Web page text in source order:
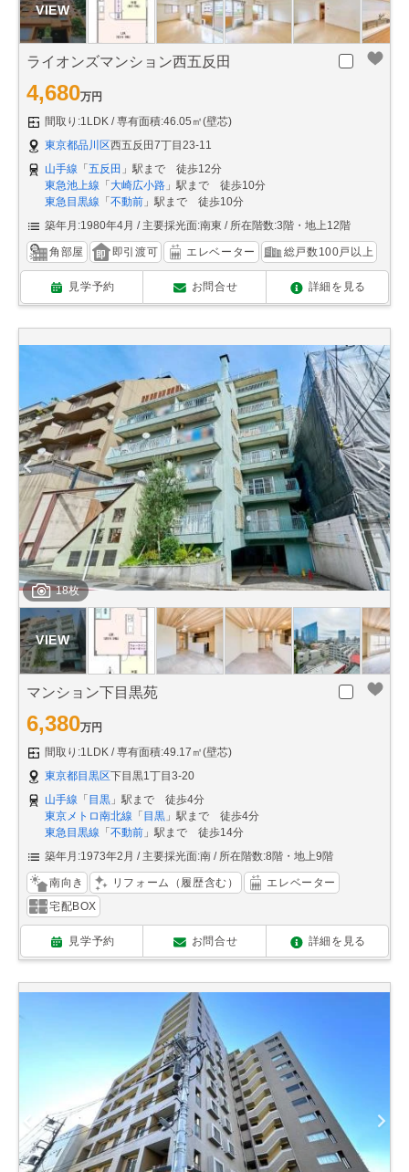
ライオンズマンション西五反田
4,680万円
間取り:1LDK
専有面積:46.05㎡(壁芯)
東京都品川区西五反田7丁目23-11
山手線 「 五反田 」駅まで 徒歩12分
東急池上線 「 大崎広小路 」駅まで 徒歩10分
東急目黒線 「 不動前 」駅まで 徒歩10分
築年月:1980年4月
主要採光面:南東 所在階数:3階・地上12階
角部屋 即引渡可 エレベーター 総戸数100戸以上
見学予約 お問合せ 詳細を見る
18枚
マンション下目黒苑
6,380万円
間取り:1LDK
専有面積:49.17㎡(壁芯)
東京都目黒区下目黒1丁目3-20
山手線 「目黒 」駅まで 徒歩4分
東京メトロ南北線 「目黒 」駅まで 徒歩4分
東急目黒線 「不動前 」駅まで 徒歩14分
築年月:1973年2月
主要採光面:南 所在階数:8階・地上9階
南向き リフォーム（履歴含む）
エレベーター
宅配BOX
見学予約 お問合せ 詳細を見る